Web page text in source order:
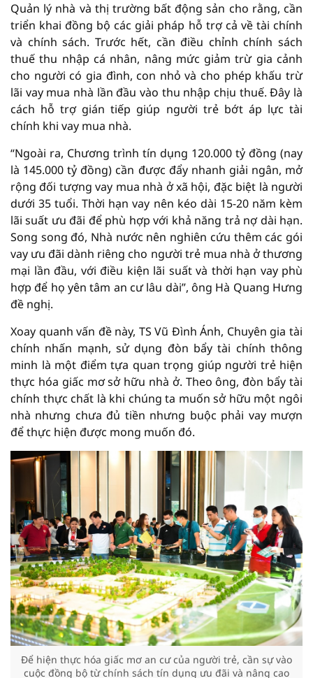
Quản lý nhà và thị trường bất động sản cho rằng, cần
triển khai đồng bộ các giải pháp hỗ trợ cả về tài chính
và chính sách. Trước hết, cần điều chỉnh chính sách
thuế thu nhập cá nhân, nâng mức giảm trừ gia cảnh
cho người có gia đình, con nhỏ và cho phép khấu trừ
lãi vay mua nhà lần đầu vào thu nhập chịu thuế. Đây là
cách hỗ trợ gián tiếp giúp người trẻ bớt áp lực tài
chính khi vay mua nhà.
“Ngoài ra, Chương trình tín dụng 120.000 tỷ đồng (nay
là 145.000 tỷ đồng) cần được đẩy nhanh giải ngân, mở
rộng đối tượng vay mua nhà ở xã hội, đặc biệt là người
dưới 35 tuổi. Thời hạn vay nên kéo dài 15-20 năm kèm
lãi suất ưu đãi để phù hợp với khả năng trả nợ dài hạn.
Song song đó, Nhà nước nên nghiên cứu thêm các gói
vay ưu đãi dành riêng cho người trẻ mua nhà ở thương
mại lần đầu, với điều kiện lãi suất và thời hạn vay phù
hợp để họ yên tâm an cư lâu dài”, ông Hà Quang Hưng
đề nghị.
Xoay quanh vấn đề này, TS Vũ Đình Ánh, Chuyên gia tài
chính nhấn mạnh, sử dụng đòn bẩy tài chính thông
minh là một điểm tựa quan trọng giúp người trẻ hiện
thực hóa giấc mơ sở hữu nhà ở. Theo ông, đòn bẩy tài
chính thực chất là khi chúng ta muốn sở hữu một ngôi
nhà nhưng chưa đủ tiền nhưng buộc phải vay mượn
để thực hiện được mong muốn đó.
Để hiện thực hóa giấc mơ an cư của người trẻ, cần sự vào
cuộc đồng bộ từ chính sách tín dụng ưu đãi và nâng cao